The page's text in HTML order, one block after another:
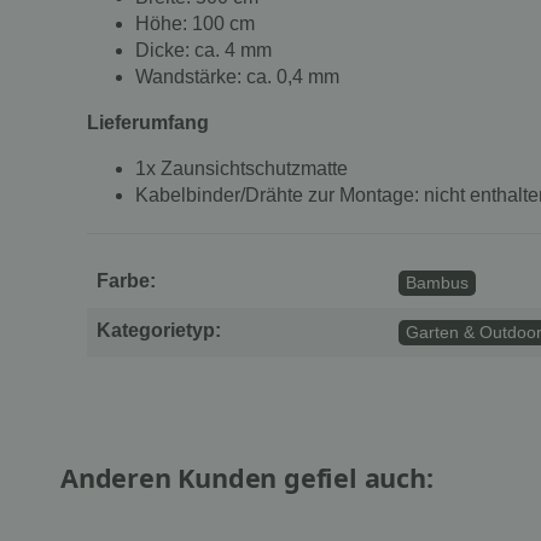
Höhe: 100 cm
Dicke: ca. 4 mm
Wandstärke: ca. 0,4 mm
Lieferumfang
1x Zaunsichtschutzmatte
Kabelbinder/Drähte zur Montage: nicht
Farbe: Bambus
Kategorietyp: Garten &
Anderen Kunden gefiel auch: